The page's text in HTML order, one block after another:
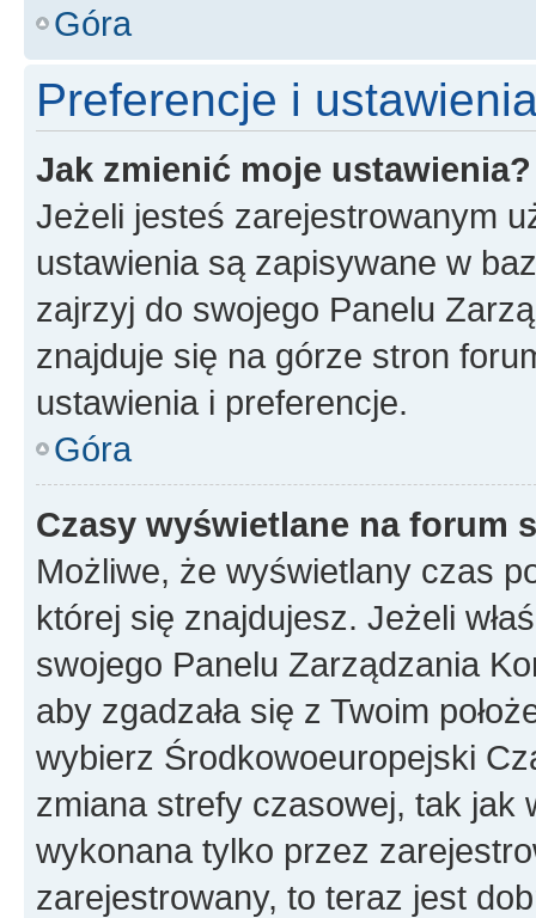
Góra
Preferencje i
Jak zmienić moje ustawienia?
Jeżeli jesteś zarejestrowanym
ustawienia są zapisywane w
zajrzyj do swojego Panelu
znajduje się na górze stron
ustawienia i preferencje.
Góra
Czasy wyświetlane na forum
Możliwe, że wyświetlany czas
której się znajdujesz. Jeżeli
swojego Panelu Zarządzania
aby zgadzała się z Twoim
wybierz Środkowoeuropejski
zmiana strefy czasowej, tak jak
wykonana tylko przez
zarejestrowany, to teraz jest